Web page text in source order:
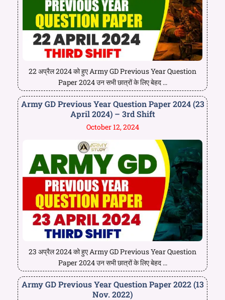
22 अप्रैल 2024 को हुए Army GD Previous Year Question
Paper 2024 उन सभी छात्रों के लिए बेहद ...
Army GD Previous Year Question Paper 2024 (23
April 2024) – 3rd Shift
October 12, 2024
23 अप्रैल 2024 को हुए Army GD Previous Year Question
Paper 2024 उन सभी छात्रों के लिए बेहद ...
Army GD Previous Year Question Paper 2022 (13
Nov. 2022)